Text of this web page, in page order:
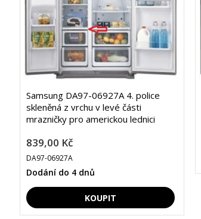
Samsung DA97-06927A 4. police
skleněná z vrchu v levé části
mrazničky pro americkou lednici
839,00 Kč
DA97-06927A
Dodání do 4 dnů